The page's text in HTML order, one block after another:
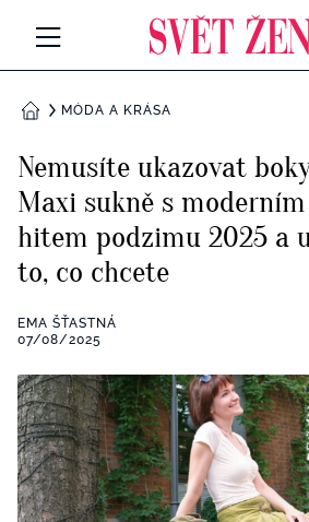
Všechny kategorie
Rozhovory
RETROHUBKY
PSYCHOLOGIE
Seberozvoj
ZDRAVÍ
Životní styl
ZÁBAVA
Všechny kategorie
Testy a kvízy
BYDLENÍ
Všechny kategorie
BurdaMedia
DOMŮMÓDA A KRÁSA
Nemusíte ukazovat
Maxi sukně s
hitem podzimu 2025 a
to, co chcete
EMA ŠŤASTNÁ
07/08/2025